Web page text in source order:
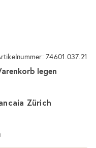
74601.037.21
legen
Zürich